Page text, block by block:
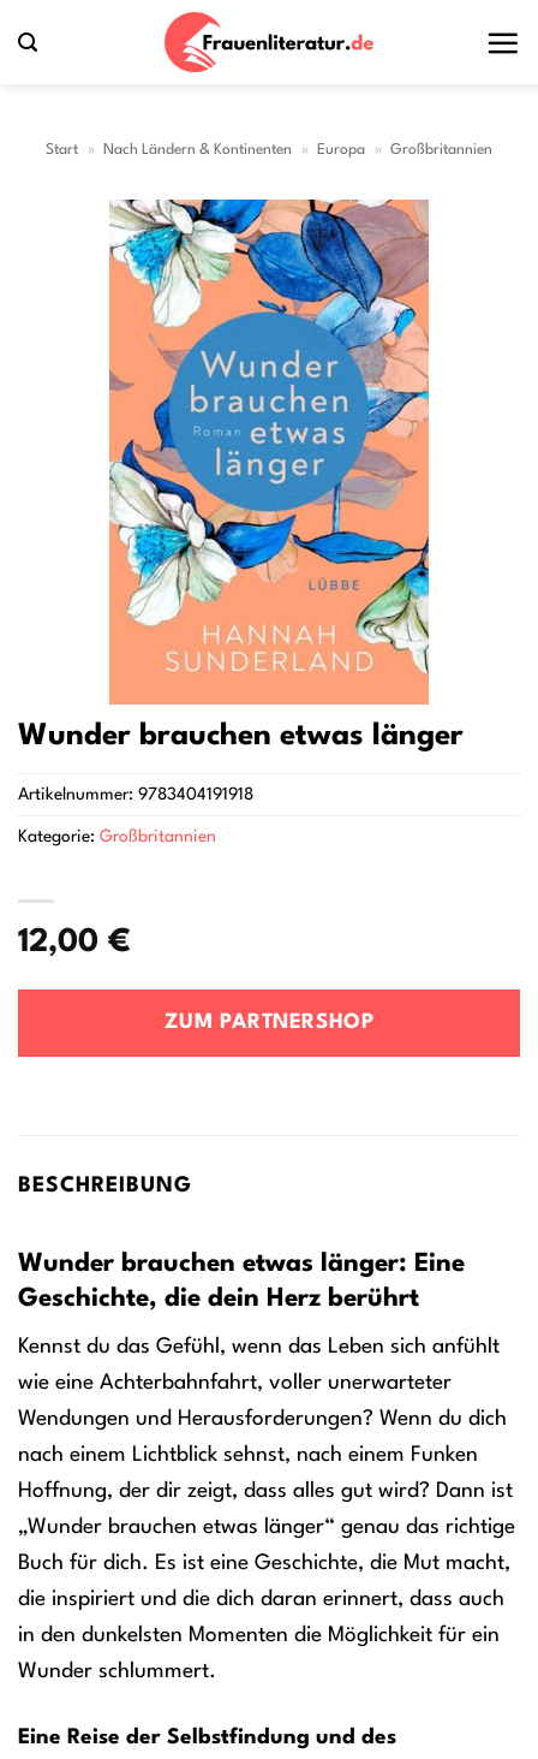
Inhalt
Start » Nach Ländern & Kontinenten » Europa » Großbritannien
Wunder brauchen etwas länger
12,00 €
ZUM PARTNERSHOP
Artikelnummer: 9783404191918
Kategorie: Großbritannien
BESCHREIBUNG
Wunder brauchen etwas länger: Eine
Geschichte, die dein Herz berührt
Kennst du das Gefühl, wenn das Leben sich anfühlt
wie eine Achterbahnfahrt, voller unerwarteter
Wendungen und Herausforderungen? Wenn du dich
nach einem Lichtblick sehnst, nach einem Funken
Hoffnung, der dir zeigt, dass alles gut wird? Dann ist
„Wunder brauchen etwas länger“ genau das richtige
Buch für dich. Es ist eine Geschichte, die Mut macht,
die inspiriert und die dich daran erinnert, dass auch
in den dunkelsten Momenten die Möglichkeit für ein
Wunder schlummert.
Eine Reise der Selbstfindung und des